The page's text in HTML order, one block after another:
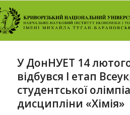
У ДонНУЕТ 14
відбувся І етап
студентської
дисципліни «Хімія»